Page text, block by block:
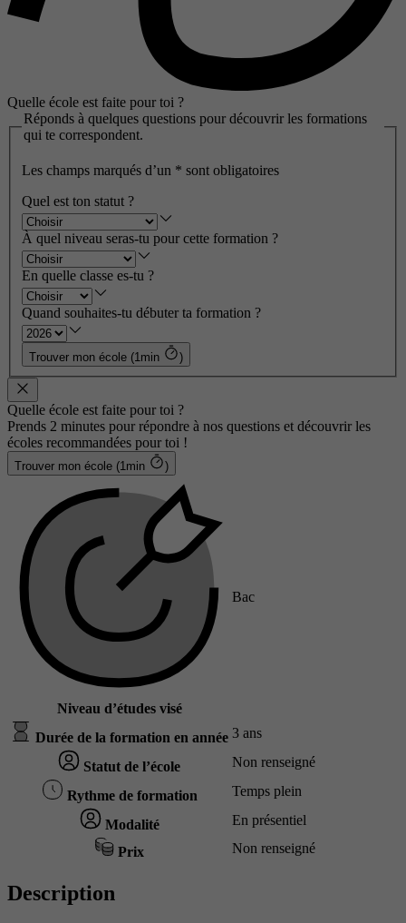
Quelle école est faite pour toi ?
Réponds à quelques questions pour découvrir les formations
qui te correspondent.
Les champs marqués d’un * sont obligatoires
Quel est ton statut ?
À quel niveau seras-tu pour cette formation ?
En quelle classe es-tu ?
Quand souhaites-tu débuter ta formation ?
Trouver mon école (1min )
Quelle école est faite pour toi ?
Prends 2 minutes pour répondre à nos questions et découvrir les
écoles recommandées pour toi !
Trouver mon école (1min )
Niveau d’études visé
Bac
Durée de la formation en année 3 ans
Statut de l’école Non renseigné
Rythme de formation Temps plein
Modalité En présentiel
Prix Non renseigné
Description